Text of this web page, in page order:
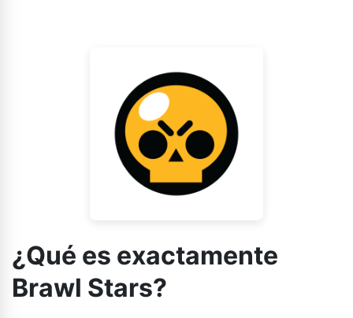
¿Qué es exactamente
Brawl Stars?